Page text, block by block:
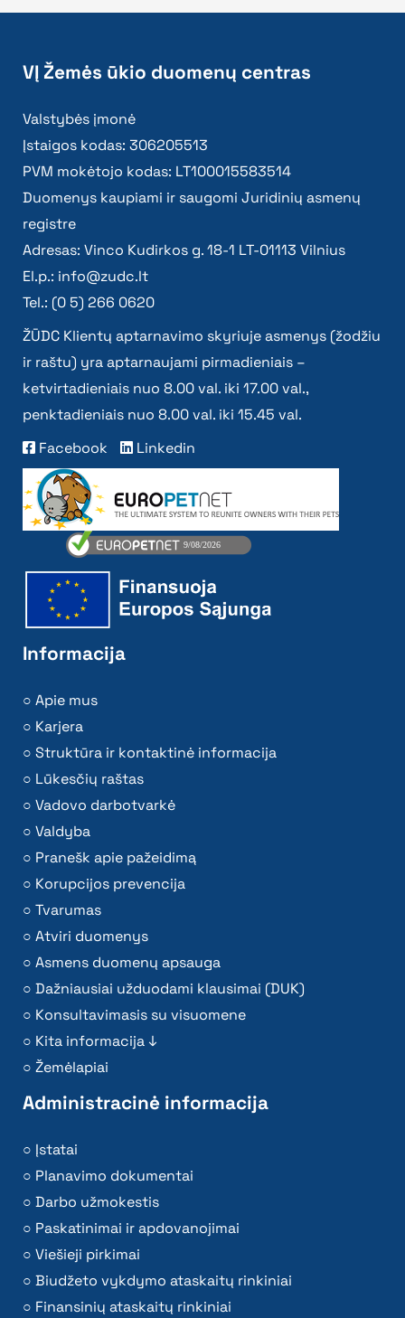
VĮ Žemės ūkio duomenų centras
Valstybės įmonė
Įstaigos kodas: 306205513
PVM mokėtojo kodas: LT100015583514
Duomenys kaupiami ir saugomi Juridinių asmenų
registre
Adresas: Vinco Kudirkos g. 18-1 LT-01113 Vilnius
El.p.: info@zudc.lt
Tel.: (0 5) 266 0620
ŽŪDC Klientų aptarnavimo skyriuje asmenys (žodžiu
ir raštu) yra aptarnaujami pirmadieniais –
ketvirtadieniais nuo 8.00 val. iki 17.00 val.,
penktadieniais nuo 8.00 val. iki 15.45 val.
Facebook
Linkedin
Informacija
Apie mus
Karjera
Struktūra ir kontaktinė informacija
Lūkesčių raštas
Vadovo darbotvarkė
Valdyba
Pranešk apie pažeidimą
Korupcijos prevencija
Tvarumas
Atviri duomenys
Asmens duomenų apsauga
Dažniausiai užduodami klausimai (DUK)
Konsultavimasis su visuomene
Kita informacija ↓
Žemėlapiai
Administracinė informacija
Įstatai
Planavimo dokumentai
Darbo užmokestis
Paskatinimai ir apdovanojimai
Viešieji pirkimai
Biudžeto vykdymo ataskaitų rinkiniai
Finansinių ataskaitų rinkiniai